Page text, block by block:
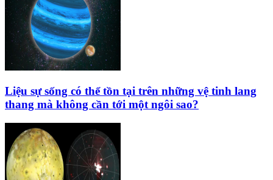
Liệu sự sống có thể tồn tại trên những vệ tinh lang
thang mà không cần tới một ngôi sao?